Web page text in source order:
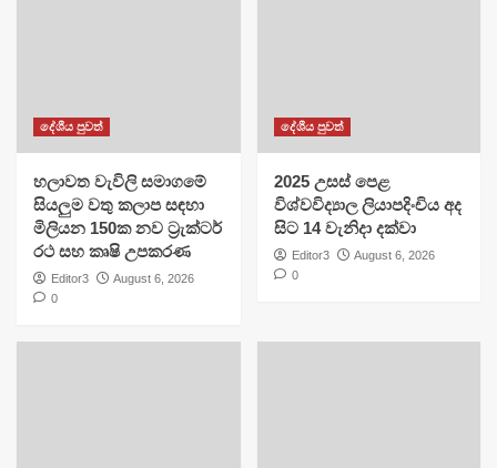
දේශීය පුවත්
හලාවත වැවිලි සමාගමේ
සියලුම වතු කලාප සඳහා
මිලියන 150ක නව ට්‍රැක්ටර්
රථ සහ කෘෂි උපකරණ
Editor3
August 6, 2026
0
දේශීය පුවත්
​2025 උසස් පෙළ
විශ්වවිද්‍යාල ලියාපදිංචිය අද
සිට 14 වැනිදා දක්වා
Editor3
August 6, 2026
0